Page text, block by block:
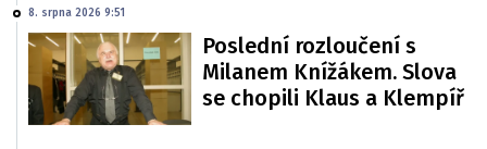
8. srpna 2026 9:51
Poslední rozloučení s
Milanem Knížákem. Slova
se chopili Klaus a Klempíř